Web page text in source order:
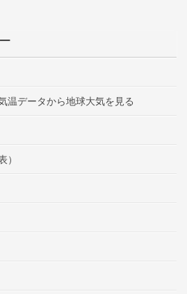
温データから地球大気を見る
）